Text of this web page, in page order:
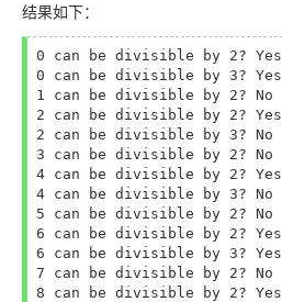
结果如下：
0 can be divisible by 2? Yes
0 can be divisible by 3? Yes
1 can be divisible by 2? No
2 can be divisible by 2? Yes
2 can be divisible by 3? No
3 can be divisible by 2? No
4 can be divisible by 2? Yes
4 can be divisible by 3? No
5 can be divisible by 2? No
6 can be divisible by 2? Yes
6 can be divisible by 3? Yes
7 can be divisible by 2? No
8 can be divisible by 2? Yes